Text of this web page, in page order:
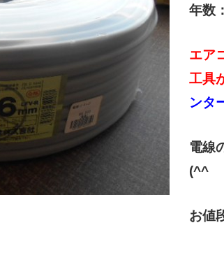
年数
エア
工具
ンタ
電線
(^^ゞ
お値